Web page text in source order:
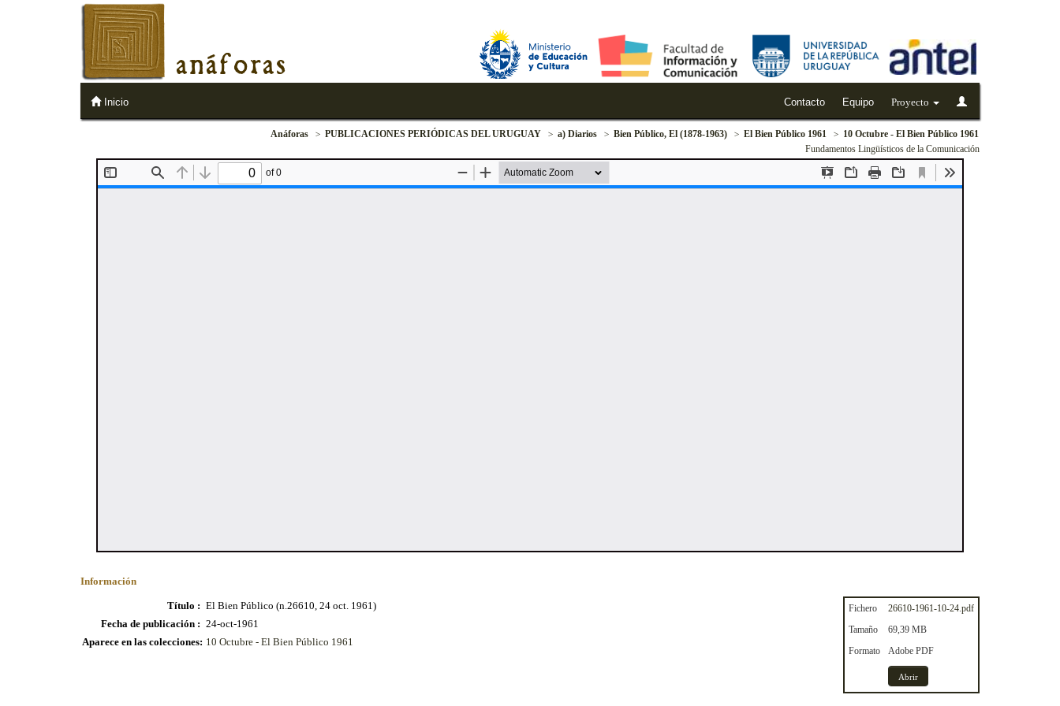
anáforas
Inicio Contacto Equipo Proyecto
Anáforas PUBLICACIONES PERIÓDICAS DEL URUGUAY a) Diarios Bien Público, El (1878-1963) El Bien Público 1961
10 Octubre - El Bien Público 1961
Fundamentos Lingüísticos de la Comunicación
Información
Título : El Bien Público (n.26610, 24 oct. 1961)
Fecha de publicación : 24-oct-1961
Aparece en las colecciones: 10 Octubre - El Bien Público 1961
Fichero
26610-1961-10-24.pdf
Tamaño
69,39 MB
Formato
Adobe PDF
Abrir